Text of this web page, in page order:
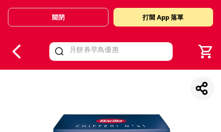
Valid Until 30 June 2026
關閉 打開 App 落單